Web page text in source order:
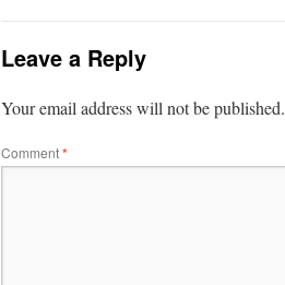
Leave a Reply
Your email address will not be published.
Comment*